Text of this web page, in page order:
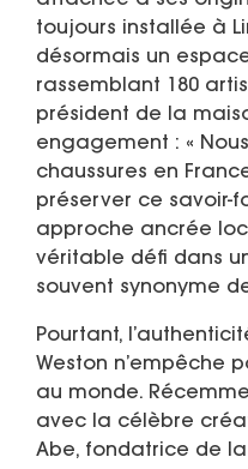
toujours installée à
désormais un
rassemblant 180
président de la
engagement : «
chaussures en
préserver ce savoir-
approche ancrée
véritable défi dans
souvent synonyme
Pourtant,
Weston n’empêche
au monde.
avec la célèbre
Abe, fondatrice de